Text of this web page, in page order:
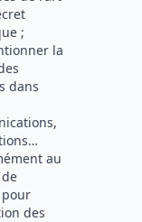
;
la
dans
au
des